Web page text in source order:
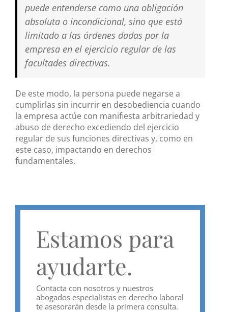
puede entenderse como una obligación
absoluta o incondicional, sino que está
limitado a las órdenes dadas por la
empresa en el ejercicio regular de las
facultades directivas.
De este modo, la persona puede negarse a
cumplirlas sin incurrir en desobediencia cuando
la empresa actúe con manifiesta arbitrariedad y
abuso de derecho excediendo del ejercicio
regular de sus funciones directivas y, como en
este caso, impactando en derechos
fundamentales.
Estamos para
ayudarte.
Contacta con nosotros y nuestros
abogados especialistas en derecho laboral
te asesorarán desde la primera consulta.